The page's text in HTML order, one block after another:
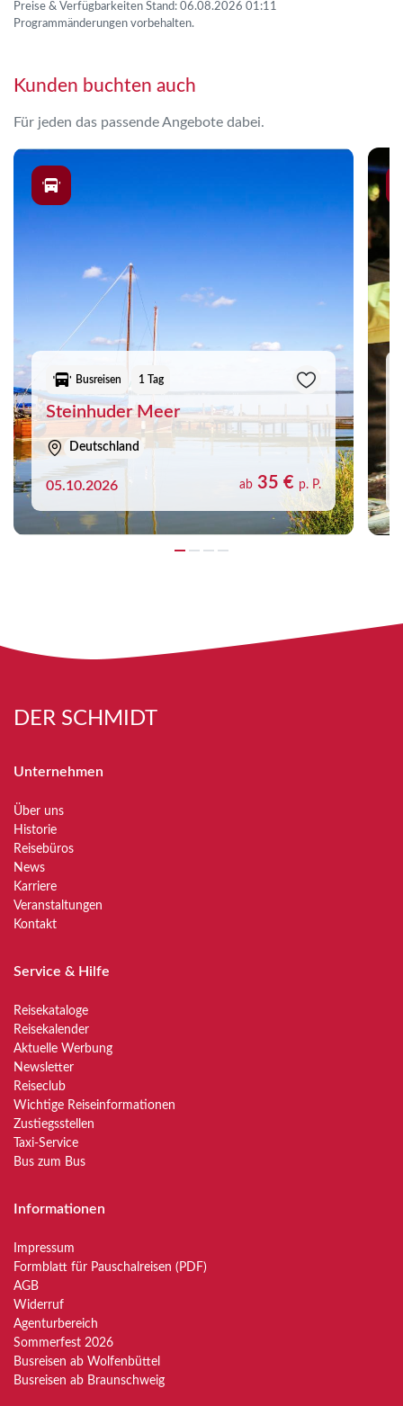
Preise & Verfügbarkeiten Stand: 06.08.2026 01:11
Programmänderungen vorbehalten.
Kunden buchten auch
Für jeden das passende Angebote dabei.
Busreisen 1 Tag
Steinhuder Meer
Deutschland
05.10.2026 ab 35 € p. P.
DER SCHMIDT
Unternehmen
Über uns
Historie
Reisebüros
News
Karriere
Veranstaltungen
Kontakt
Service & Hilfe
Reisekataloge
Reisekalender
Aktuelle Werbung
Newsletter
Reiseclub
Wichtige Reiseinformationen
Zustiegsstellen
Taxi-Service
Bus zum Bus
Informationen
Impressum
Formblatt für Pauschalreisen (PDF)
AGB
Widerruf
Agenturbereich
Sommerfest 2026
Busreisen ab Wolfenbüttel
Busreisen ab Braunschweig